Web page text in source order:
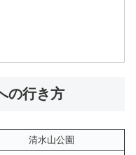
の行き方
清水山公園